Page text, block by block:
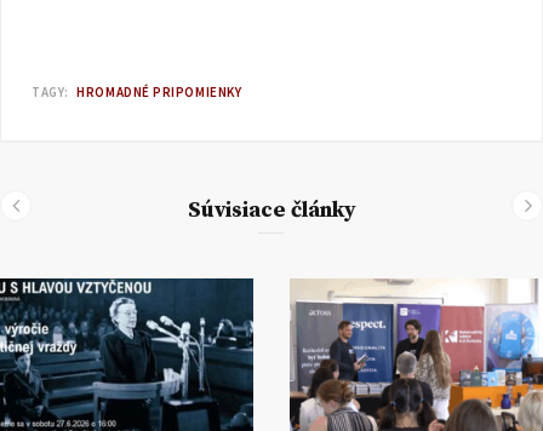
TAGY: HROMADNÉ PRIPOMIENKY
Súvisiace články